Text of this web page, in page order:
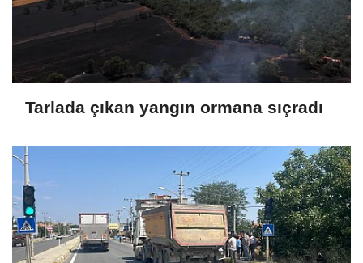
Tarlada çıkan yangın ormana sıçradı